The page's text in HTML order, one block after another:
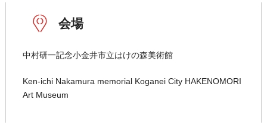
会場
中村研一記念小金井市立はけの森美術館
Ken-ichi Nakamura memorial Koganei City HAKENOMORI
Art Museum